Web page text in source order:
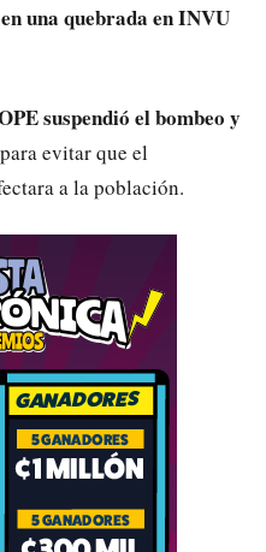
una quebrada en INVU
suspendió el bombeo y
evitar que el
a la población.